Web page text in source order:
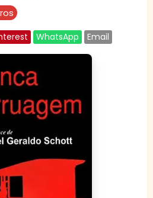
WhatsApp Email